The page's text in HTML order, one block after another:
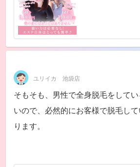
ユリイカ 池袋店
そもそも、男性で全身脱毛をして
いので、必然的にお客様で脱毛し
ります。